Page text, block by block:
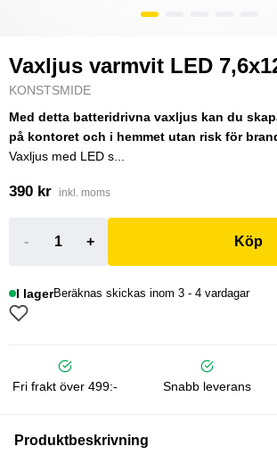
Vaxljus varmvit LED
KONSTSMIDE
Med detta batteridrivna vaxljus kan du
på kontoret och i hemmet utan risk för
Vaxljus med LED s...
390 kr inkl. moms
- + Köp
I lagerBeräknas skickas inom 3 - 4 vardagar
Fri frakt över 499:- Snabb leverans
Produktbeskrivning